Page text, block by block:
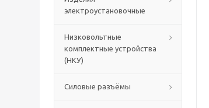
электроустановочные
Низковольтные
комплектные устройства
(НКУ)
Силовые разъёмы